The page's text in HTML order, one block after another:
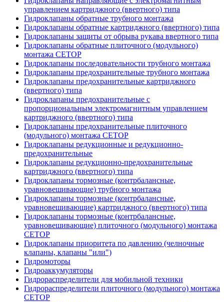
управлением картриджного (ввертного) типа
Гидроклапаны обратные трубного монтажа
Гидроклапаны обратные картриджного (ввертного) типа
Гидроклапаны защиты от обрыва рукава ввертного типа
Гидроклапаны обратные плиточного (модульного)
монтажа CETOP
Гидроклапаны последовательности трубного монтажа
Гидроклапаны предохранительные трубного монтажа
Гидроклапаны предохранительные картриджного
(ввертного) типа
Гидроклапаны предохранительные с
пропорциональным электромагнитным управлением
картриджного (ввертного) типа
Гидроклапаны предохранительные плиточного
(модульного) монтажа CETOP
Гидроклапаны редукционные и редукционно-
предохранительные
Гидроклапаны редукционно-предохранительные
картриджного (ввертного) типа
Гидроклапаны тормозные (контрбалансные,
уравновешивающие) трубного монтажа
Гидроклапаны тормозные (контрбалансные,
уравновешивающие) картриджного (ввертного) типа
Гидроклапаны тормозные (контрбалансные,
уравновешивающие) плиточного (модульного) монтажа
CETOP
Гидроклапаны приоритета по давлению (челночные
клапаны, клапаны "или")
Гидромоторы
Гидроаккумуляторы
Гидрораспределители для мобильной техники
Гидрораспределители плиточного (модульного) монтажа
СЕТОР